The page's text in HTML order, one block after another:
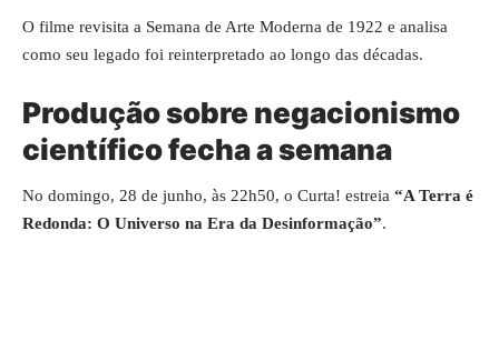
O filme revisita a Semana de Arte Moderna de 1922 e analisa
como seu legado foi reinterpretado ao longo das décadas.
Produção sobre negacionismo
científico fecha a semana
No domingo, 28 de junho, às 22h50, o Curta! estreia “A Terra é
Redonda: O Universo na Era da Desinformação”.